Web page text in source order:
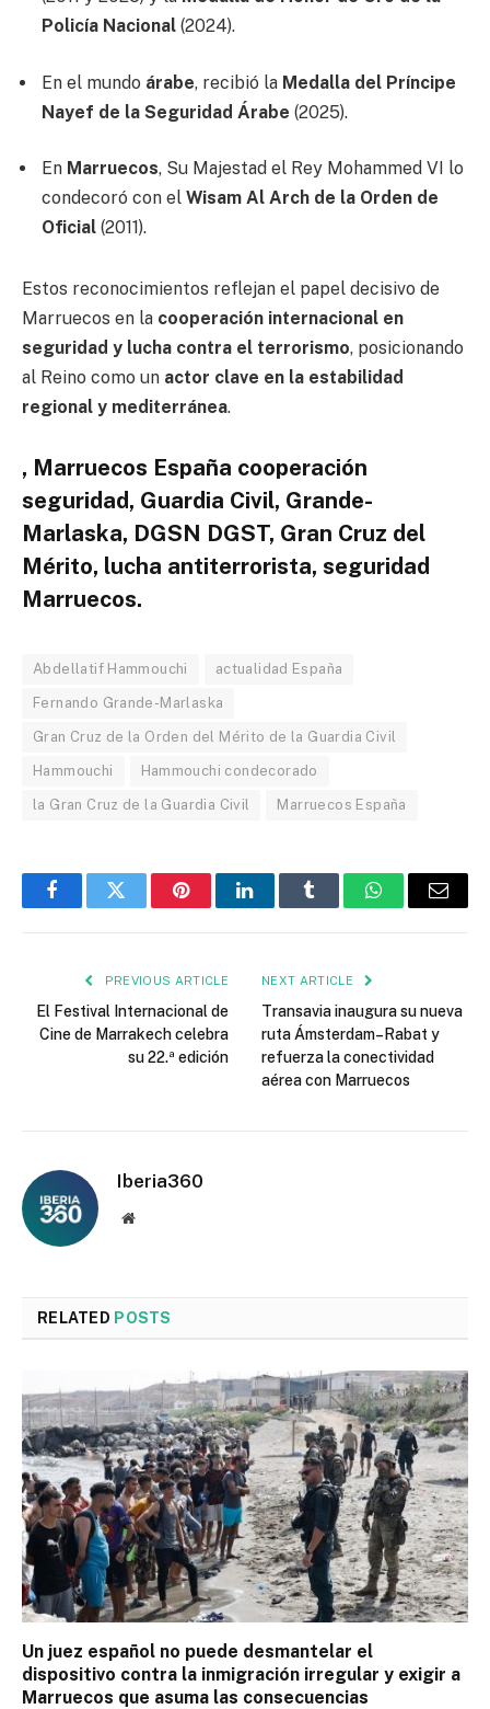
Policía Nacional (2024).
En el mundo árabe, recibió la Medalla del Príncipe
Nayef de la Seguridad Árabe (2025).
En Marruecos, Su Majestad el Rey Mohammed VI lo
condecoró con el Wisam Al Arch de la Orden de
Oficial (2011).
Estos reconocimientos reflejan el papel decisivo de
Marruecos en la cooperación internacional en
seguridad y lucha contra el terrorismo, posicionando
al Reino como un actor clave en la estabilidad
regional y mediterránea.
, Marruecos España cooperación
seguridad, Guardia Civil, Grande-
Marlaska, DGSN DGST, Gran Cruz del
Mérito, lucha antiterrorista, seguridad
Marruecos.
Abdellatif Hammouchi actualidad España
Fernando Grande-Marlaska
Gran Cruz de la Orden del Mérito de la Guardia Civil
Hammouchi Hammouchi condecorado
la Gran Cruz de la Guardia Civil Marruecos España
FacebookTwitter PinterestLinkedInTumblr WhatsAppEmail
PREVIOUS ARTICLE
El Festival Internacional de
Cine de Marrakech celebra
su 22.ª edición
NEXT ARTICLE
Transavia inaugura su nueva
ruta Ámsterdam–Rabat y
refuerza la conectividad
aérea con Marruecos
Iberia360
Website
RELATED POSTS
Un juez español no puede desmantelar el
dispositivo contra la inmigración irregular y exigir a
Marruecos que asuma las consecuencias